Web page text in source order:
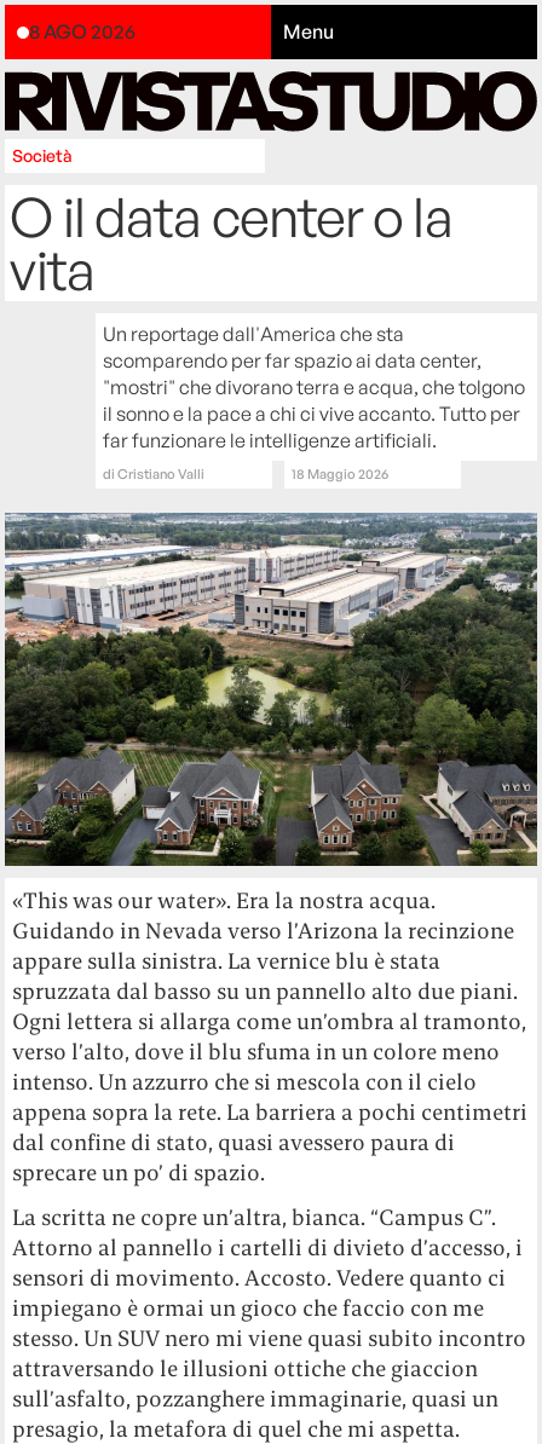
8 AGO 2026 Menu
Società
O il data center o la
vita
Un reportage dall'America che sta
scomparendo per far spazio ai data center,
"mostri" che divorano terra e acqua, che tolgono
il sonno e la pace a chi ci vive accanto. Tutto per
far funzionare le intelligenze artificiali.
diCristiano Valli 18 Maggio 2026
«This was our water». Era la nostra acqua.
Guidando in Nevada verso l’Arizona la recinzione
appare sulla sinistra. La vernice blu è stata
spruzzata dal basso su un pannello alto due piani.
Ogni lettera si allarga come un’ombra al tramonto,
verso l’alto, dove il blu sfuma in un colore meno
intenso. Un azzurro che si mescola con il cielo
appena sopra la rete. La barriera a pochi centimetri
dal confine di stato, quasi avessero paura di
sprecare un po’ di spazio.
La scritta ne copre un’altra, bianca. “Campus C”.
Attorno al pannello i cartelli di divieto d’accesso, i
sensori di movimento. Accosto. Vedere quanto ci
impiegano è ormai un gioco che faccio con me
stesso. Un SUV nero mi viene quasi subito incontro
attraversando le illusioni ottiche che giaccion
sull’asfalto, pozzanghere immaginarie, quasi un
presagio, la metafora di quel che mi aspetta.